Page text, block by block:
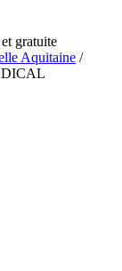
gratuite
Aquitaine /